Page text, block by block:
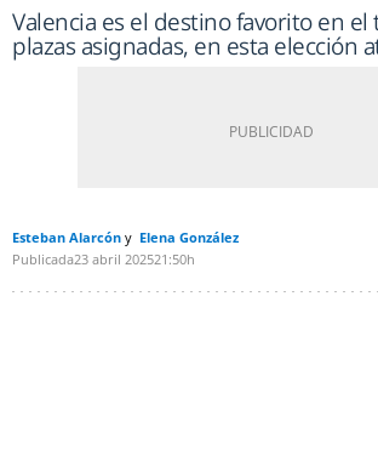
Valencia es el destino favorito en
plazas asignadas, en esta elección
Esteban Alarcón
Elena González
Publicada23 abril 202521:50h